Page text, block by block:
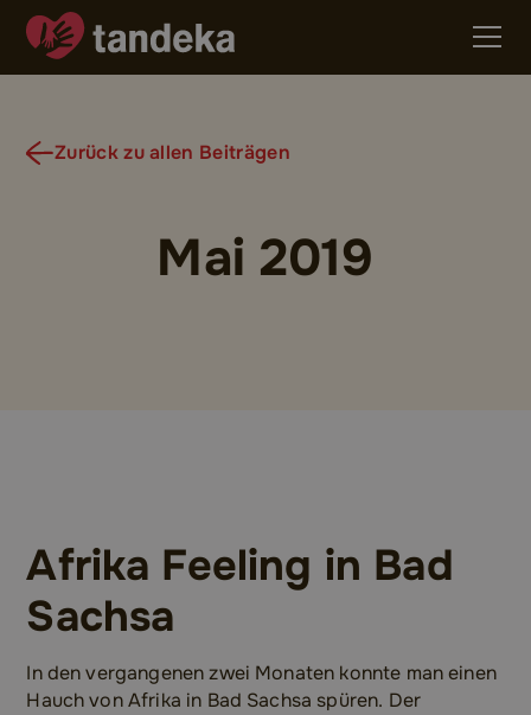
Zurück zu allen Beiträgen
Mai 2019
Afrika Feeling in Bad
Sachsa
In den vergangenen zwei Monaten konnte man einen
Hauch von Afrika in Bad Sachsa spüren. Der